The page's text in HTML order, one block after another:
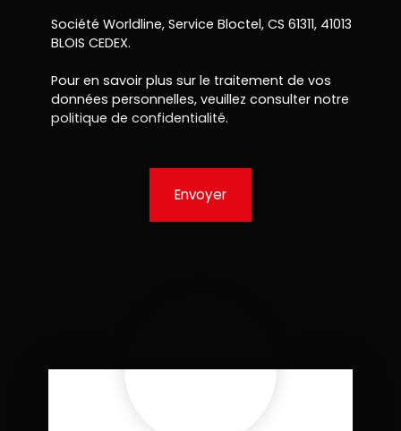
Société Worldline, Service Bloctel, CS 61311, 41013
BLOIS CEDEX.
Pour en savoir plus sur le traitement de vos
données personnelles, veuillez consulter notre
politique de confidentialité.
Envoyer